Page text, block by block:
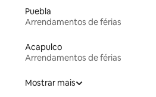
Puebla
Arrendamentos de férias
Acapulco
Arrendamentos de férias
Mostrar mais